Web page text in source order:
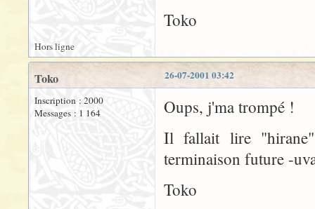
Toko
Hors ligne
26-07-2001 03:42
Toko
Inscription : 2000
Messages : 1 164
Oups, j'ma trompé !
Il fallait lire
terminaison future -
Toko